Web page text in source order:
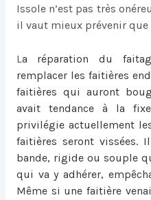
Issole n’est pas très
il vaut mieux prévenir que
La réparation du
remplacer les faitières
faitières qui auront
avait tendance à la
privilégie actuellement
faitières seront vissées.
bande, rigide ou souple
qui va y adhérer,
Même si une faitière